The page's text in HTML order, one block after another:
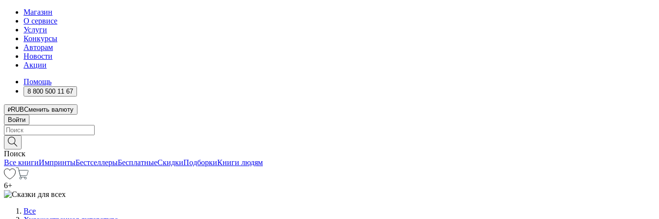
Магазин
О сервисе
Услуги
Конкурсы
Авторам
Новости
Акции
Помощь
8 800 500 11 67
RUBСменить валюту
Войти
Поиск
Все книгиИмпринтыБестселлерыБесплатныеСкидкиПодборкиКниги людям
6+
Все